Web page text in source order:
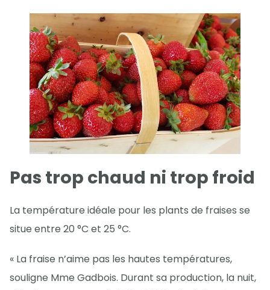
Pas trop chaud ni trop froid
La température idéale pour les plants de fraises se
situe entre 20 °C et 25 °C.
« La fraise n’aime pas les hautes températures,
souligne Mme Gadbois. Durant sa production, la nuit,